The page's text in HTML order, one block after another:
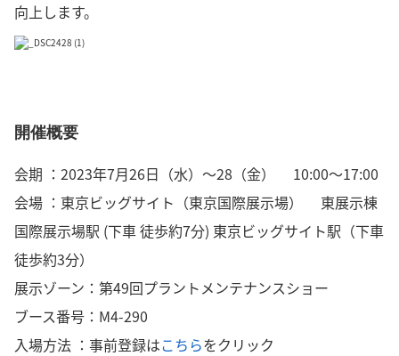
向上します。
開催概要
会期 ：2023年7月26日（水）～28（金） 10:00～17:00
会場 ：東京ビッグサイト（東京国際展示場） 東展示棟
国際展示場駅 (下車 徒歩約7分) 東京ビッグサイト駅（下車
徒歩約3分）
展示ゾーン：第49回プラントメンテナンスショー
ブース番号：M4-290
入場方法 ：事前登録はこちらをクリック